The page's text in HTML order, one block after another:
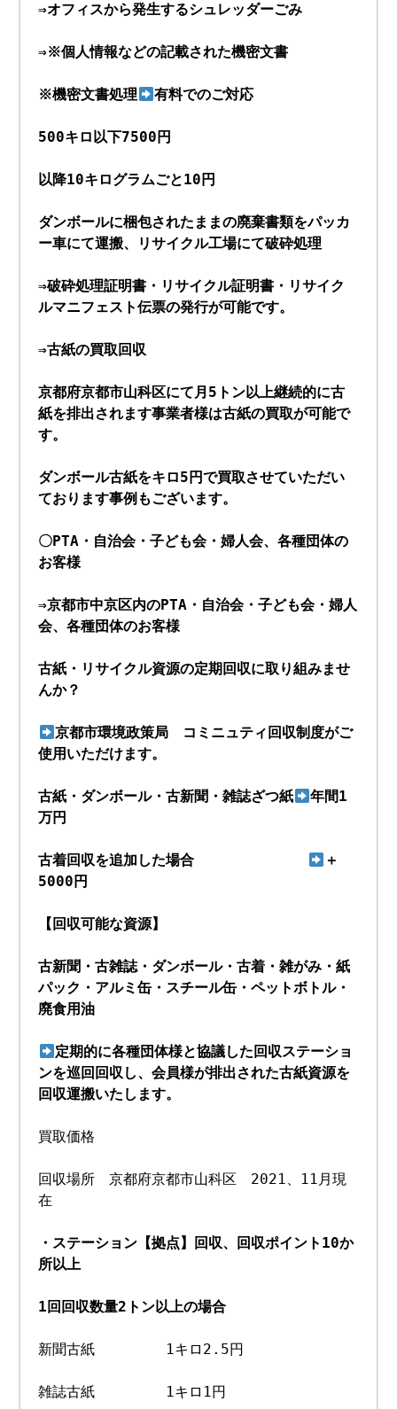
⇒オフィスから発生するシュレッダーごみ
⇒※個人情報などの記載された機密文書
※機密文書処理 有料でのご対応
500キロ以下7500円
以降10キログラムごと10円
ダンボールに梱包されたままの廃棄書類をパッカ
ー車にて運搬、リサイクル工場にて破砕処理
⇒破砕処理証明書・リサイクル証明書・リサイク
ルマニフェスト伝票の発行が可能です。
⇒古紙の買取回収
京都府京都市山科区にて月5トン以上継続的に古
紙を排出されます事業者様は古紙の買取が可能で
す。
ダンボール古紙をキロ5円で買取させていただい
ております事例もございます。
〇PTA・自治会・子ども会・婦人会、各種団体の
お客様
⇒京都市中京区内のPTA・自治会・子ども会・婦人
会、各種団体のお客様
古紙・リサイクル資源の定期回収に取り組みませ
んか？
京都市環境政策局 コミニュティ回収制度がご
使用いただけます。
古紙・ダンボール・古新聞・雑誌ざつ紙
年間1
万円
古着回収を追加した場合
＋
5000円
【回収可能な資源】
古新聞・古雑誌・ダンボール・古着・雑がみ・紙
パック・アルミ缶・スチール缶・ペットボトル・
廃食用油
定期的に各種団体様と協議した回収ステーショ
ンを巡回回収し、会員様が排出された古紙資源を
回収運搬いたします。
買取価格
回収場所 京都府京都市山科区 2021、11月現
在
・ステーション【拠点】回収、回収ポイント10か
所以上
1回回収数量2トン以上の場合
新聞古紙 1キロ2.5円
雑誌古紙 1キロ1円